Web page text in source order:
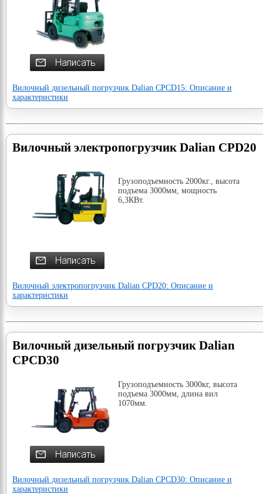
Вилочный дизельный погрузчик Dalian CPCD15: Описание и
характеристики
Вилочный электропогрузчик Dalian CPD20
Грузоподъемность 2000кг., высота
подъема 3000мм, мощность
6,3КВт.
Вилочный электропогрузчик Dalian CPD20: Описание и
характеристики
Вилочный дизельный погрузчик Dalian
CPCD30
Грузоподъемность 3000кг, высота
подъема 3000мм, длина вил
1070мм.
Вилочный дизельный погрузчик Dalian CPCD30: Описание и
характеристики